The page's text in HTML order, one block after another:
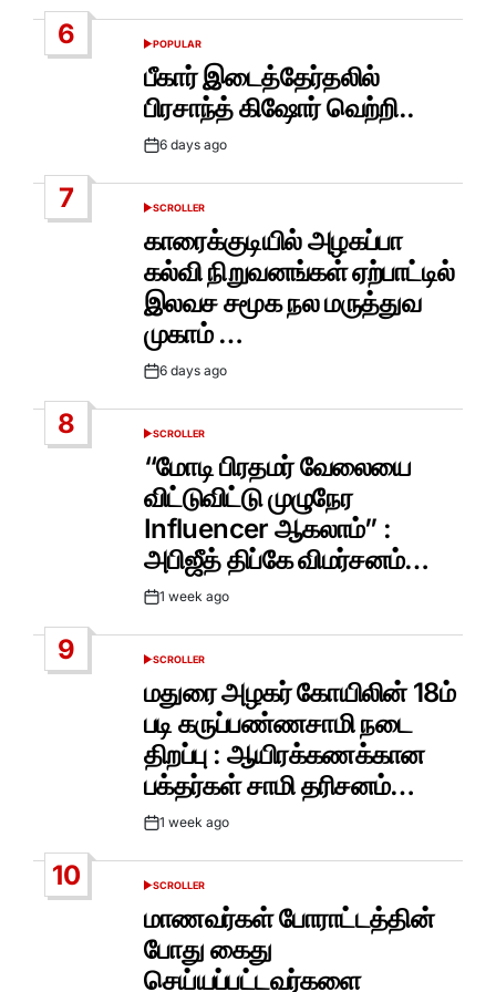
6
POSTED
IN
POPULAR
பீகார் இடைத்தேர்தலில்
பிரசாந்த் கிஷோர் வெற்றி..
Post6 days ago
7
POSTED
SCROLLER
காரைக்குடியில் அழகப்பா
கல்வி நிறுவனங்கள் ஏற்பாட்டில்
இலவச சமூக நல மருத்துவ
முகாம் …
Post6 days ago
8
POSTED
IN
SCROLLER
“மோடி பிரதமர் வேலையை
விட்டுவிட்டு முழுநேர
Influencer ஆகலாம்” :
அபிஜீத் திப்கே விமர்சனம்…
Post1 week ago
9
POSTED
SCROLLER
மதுரை அழகர் கோயிலின் 18ம்
படி கருப்பண்ணசாமி நடை
திறப்பு : ஆயிரக்கணக்கான
பக்தர்கள் சாமி தரிசனம்…
Post1 week ago
10
POSTED
SCROLLER
மாணவர்கள் போராட்டத்தின்
போது கைது
செய்யப்பட்டவர்களை